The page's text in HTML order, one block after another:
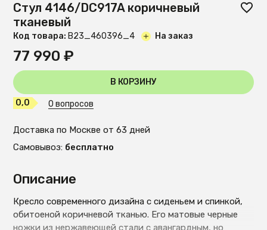
Описание
Кресло современного дизайна с сиденьем и спинкой,
обитоеной коричневой тканью. Его матовые черные
ножки из нержавеющей стали с авангардным, но
Стул 4146/DC917A коричневый
тканевый
Код товара: B23_460396_4 На заказ
77 990 ₽
В КОРЗИНУ
0,0 0 вопросов
Доставка по Москве от 63 дней
Самовывоз: бесплатно